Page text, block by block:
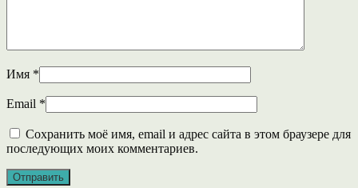
Имя *
Email *
Сохранить моё имя, email и адрес сайта в этом браузере для
последующих моих комментариев.